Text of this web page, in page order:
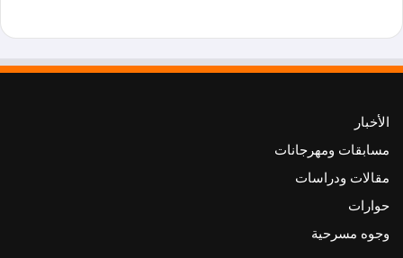
الأخبار
مسابقات ومهرجانات
مقالات ودراسات
حوارات
وجوه مسرحية